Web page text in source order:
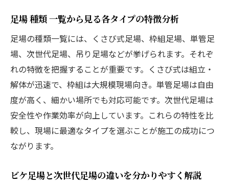
足場 種類 一覧から見る各タイプの特徴分析
足場の種類一覧には、くさび式足場、枠組足場、単管足
場、次世代足場、吊り足場などが挙げられます。それぞ
れの特徴を把握することが重要です。くさび式は組立・
解体が迅速で、枠組は大規模現場向き。単管足場は自由
度が高く、細かい場所でも対応可能です。次世代足場は
安全性や作業効率が向上しています。これらの特性を比
較し、現場に最適なタイプを選ぶことが施工の成功につ
ながります。
ビケ足場と次世代足場の違いを分かりやすく解説